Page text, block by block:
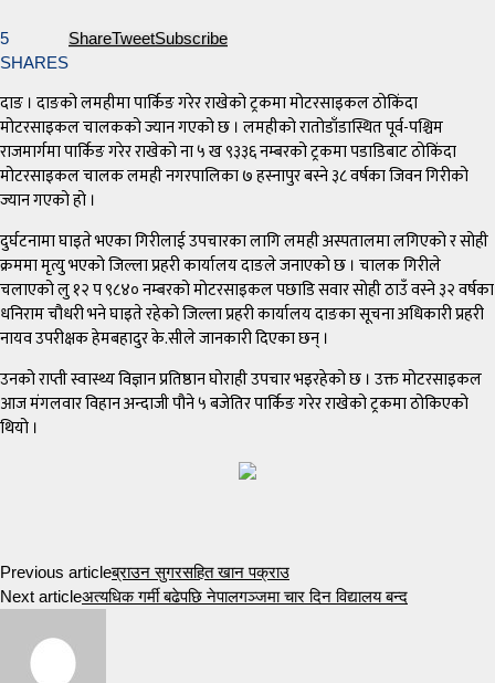
5
SHARES
ShareTweetSubscribe
दाङ । दाङको लमहीमा पार्किङ गरेर राखेको ट्रकमा मोटरसाइकल ठोकिंदा
मोटरसाइकल चालकको ज्यान गएको छ । लमहीको रातोडाँडास्थित पूर्व-पश्चिम
राजमार्गमा पार्किङ गरेर राखेको ना ५ ख ९३३६ नम्बरको ट्रकमा पडाडिबाट ठोकिंदा
मोटरसाइकल चालक लमही नगरपालिका ७ हस्नापुर बस्ने ३८ वर्षका जिवन गिरीको
ज्यान गएको हो ।
दुर्घटनामा घाइते भएका गिरीलाई उपचारका लागि लमही अस्पतालमा लगिएको र सोही
क्रममा मृत्यु भएको जिल्ला प्रहरी कार्यालय दाङले जनाएको छ । चालक गिरीले
चलाएको लु १२ प ९८४० नम्बरको मोटरसाइकल पछाडि सवार सोही ठाउँ वस्ने ३२ वर्षका
धनिराम चौधरी भने घाइते रहेको जिल्ला प्रहरी कार्यालय दाङका सूचना अधिकारी प्रहरी
नायव उपरीक्षक हेमबहादुर के.सीले जानकारी दिएका छन् ।
उनको राप्ती स्वास्थ्य विज्ञान प्रतिष्ठान घोराही उपचार भइरहेको छ । उक्त मोटरसाइकल
आज मंगलवार विहान अन्दाजी पौने ५ बजेतिर पार्किङ गरेर राखेको ट्रकमा ठोकिएको
थियो ।
Previous articleब्राउन सुगरसहित खान पक्राउ
Next articleअत्यधिक गर्मी बढेपछि नेपालगञ्जमा चार दिन विद्यालय बन्द